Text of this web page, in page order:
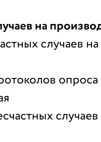
на
случаев
опроса